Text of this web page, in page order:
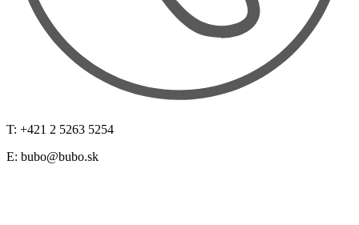
T: +421 2 5263 5254
E: bubo@bubo.sk